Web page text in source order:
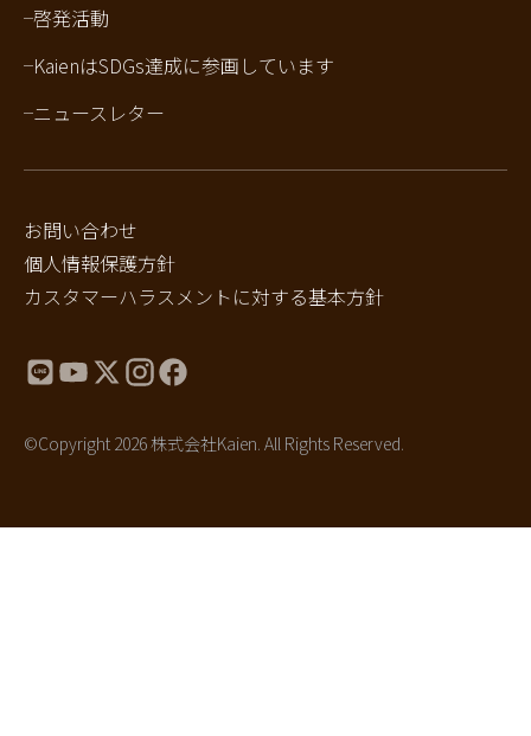
啓発活動
KaienはSDGs達成に参画しています
ニュースレター
お問い合わせ
個人情報保護方針
カスタマーハラスメントに対する基本方針
©Copyright 2026 株式会社Kaien. All Rights Reserved.